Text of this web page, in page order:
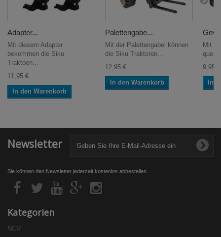
Adapter...
Mit diesem Adapter
bekommen die Siku
Traktoen...
11,95 €
In den Warenkorb
Palettengabe...
Mit der Palettengabel können
die Siku Traktoren...
12,95 €
In den Warenkorb
Mit
quer
9,95 €
In
Newsletter
Sie können den Newsletter jederzeit kostenlos abbestellen.
Kategorien
NEU